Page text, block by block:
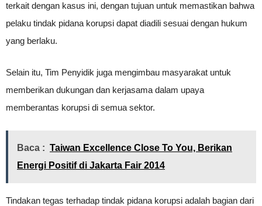
terkait dengan kasus ini, dengan tujuan untuk memastikan bahwa
pelaku tindak pidana korupsi dapat diadili sesuai dengan hukum
yang berlaku.
Selain itu, Tim Penyidik juga mengimbau masyarakat untuk
memberikan dukungan dan kerjasama dalam upaya
memberantas korupsi di semua sektor.
Baca : Taiwan Excellence Close To You, Berikan
Energi Positif di Jakarta Fair 2014
Tindakan tegas terhadap tindak pidana korupsi adalah bagian dari